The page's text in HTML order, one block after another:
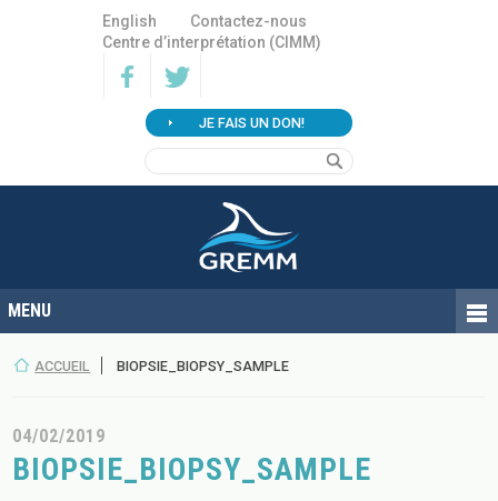
English
Contactez-nous
Centre d’interprétation (CIMM)
JE FAIS UN DON!
ACCUEIL BIOPSIE_BIOPSY_SAMPLE
04/02/2019
BIOPSIE_BIOPSY_SAMPLE